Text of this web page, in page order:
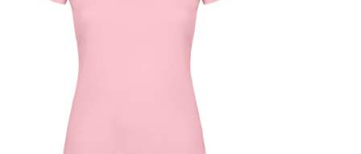
CONTATTI